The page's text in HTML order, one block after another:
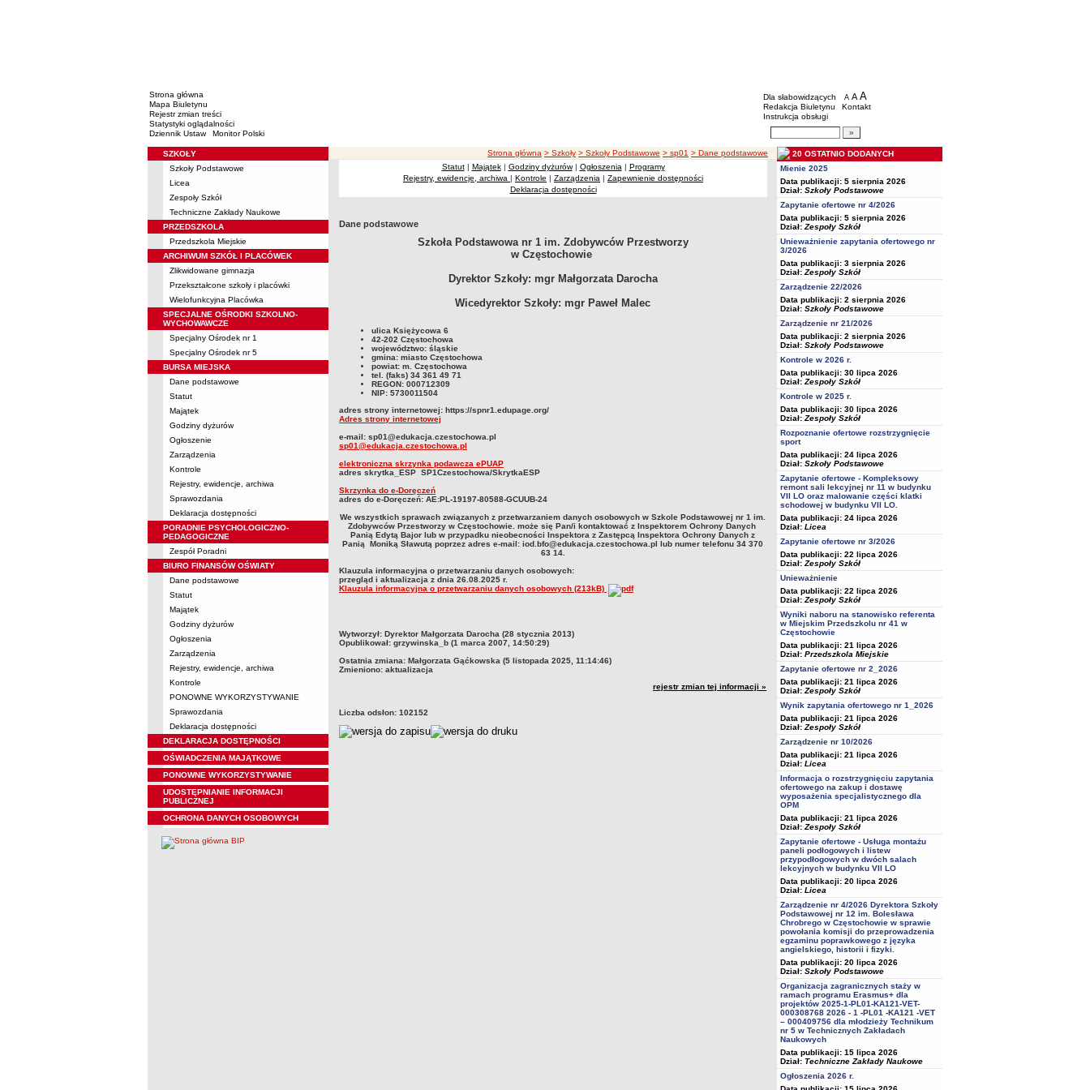
Strona główna
Mapa Biuletynu
Rejestr zmian treści
Statystyki oglądalności
Dziennik Ustaw
Monitor Polski
BIP - Oświata Częstochowa
Menu dodatkowe
Dla słabowidzących A pomniejsz czcionkę
A standardowy rozmiar czcionki
A
Redakcja Biuletynu
Kontakt
Instrukcja obsługi
Wyszukiwarka artykułów
Menu
SZKOŁY
Szkoły Podstawowe
Licea
Zespoły Szkół
Techniczne Zakłady Naukowe
PRZEDSZKOLA
Przedszkola Miejskie
ARCHIWUM SZKÓŁ I PLACÓWEK
Zlikwidowane gimnazja
Przekształcone szkoły i placówki
Wielofunkcyjna Placówka
SPECJALNE OŚRODKI SZKOLNO-
WYCHOWAWCZE
Specjalny Ośrodek nr 1
Specjalny Ośrodek nr 5
BURSA MIEJSKA
Dane podstawowe
Statut
Majątek
Godziny dyżurów
Ogłoszenie
Zarządzenia
Kontrole
Rejestry, ewidencje, archiwa
Sprawozdania
Deklaracja dostępności
PORADNIE PSYCHOLOGICZNO-
PEDAGOGICZNE
Zespół Poradni
BIURO FINANSÓW OŚWIATY
Dane podstawowe
Statut
Majątek
Godziny dyżurów
Ogłoszenia
Zarządzenia
Rejestry, ewidencje, archiwa
Kontrole
PONOWNE WYKORZYSTYWANIE
Sprawozdania
Deklaracja dostępności
DEKLARACJA DOSTĘPNOŚCI
OŚWIADCZENIA MAJĄTKOWE
PONOWNE WYKORZYSTYWANIE
UDOSTĘPNIANIE INFORMACJI
PUBLICZNEJ
OCHRONA DANYCH OSOBOWYCH
ścieżka nawigacji
Strona główna > Szkoły > Szkoły Podstawowe > sp01 > Dane podstawowe
Statut| Majątek| Godziny dyżurów| Ogłoszenia | Programy
Rejestry, ewidencje, archiwa | Kontrole | Zarządzenia | Zapewnienie dostępności
Deklaracja dostępności
Dane podstawowe
Szkoła Podstawowa nr 1 im. Zdobywców Przestworzy
w Częstochowie
Dyrektor Szkoły: mgr Małgorzata Darocha
Wicedyrektor Szkoły: mgr Paweł Malec
ulica Księżycowa 6
42-202 Częstochowa
województwo: śląskie
gmina: miasto Częstochowa
powiat: m. Częstochowa
tel. (faks) 34 361 49 71
REGON: 000712309
NIP: 5730011504
adres strony internetowej: https://spnr1.edupage.org/
Adres strony internetowej
e-mail: sp01@edukacja.czestochowa.pl
sp01@edukacja.czestochowa.pl
elektroniczna skrzynka podawcza ePUAP
adres skrytka_ESP SP1Czestochowa/SkrytkaESP
Skrzynka do e-Doręczeń
adres do e-Doręczeń: AE:PL-19197-80588-GCUUB-24
We wszystkich sprawach związanych z przetwarzaniem danych osobowych w Szkole Podstawowej nr 1 im.
Zdobywców Przestworzy w Częstochowie. może się Pan/i kontaktować z Inspektorem Ochrony Danych
Panią Edytą Bajor lub w przypadku nieobecności Inspektora z Zastępcą Inspektora Ochrony Danych z
Panią Moniką Sławutą poprzez adres e-mail: iod.bfo@edukacja.czestochowa.pl lub numer telefonu 34 370
63 14.
Klauzula informacyjna o przetwarzaniu danych osobowych:
przegląd i aktualizacja z dnia 26.08.2025 r.
Klauzula informacyjna o przetwarzaniu danych osobowych (213kB)
metryczka
Wytworzył: Dyrektor Małgorzata Darocha (28 stycznia 2013)
Opublikował: grzywinska_b (1 marca 2007, 14:50:29)
Ostatnia zmiana: Małgorzata Gąćkowska (5 listopada 2025, 11:14:46)
Zmieniono: aktualizacja
rejestr zmian tej informacji »
Liczba odsłon: 102152
20 OSTATNIO DODANYCH
Mienie 2025
Data publikacji: 5 sierpnia 2026
Dział: Szkoły Podstawowe
Zapytanie ofertowe nr 4/2026
Data publikacji: 5 sierpnia 2026
Dział: Zespoły Szkół
Unieważnienie zapytania ofertowego nr
3/2026
Data publikacji: 3 sierpnia 2026
Dział: Zespoły Szkół
Zarządzenie 22/2026
Data publikacji: 2 sierpnia 2026
Dział: Szkoły Podstawowe
Zarządzenie nr 21/2026
Data publikacji: 2 sierpnia 2026
Dział: Szkoły Podstawowe
Kontrole w 2026 r.
Data publikacji: 30 lipca 2026
Dział: Zespoły Szkół
Kontrole w 2025 r.
Data publikacji: 30 lipca 2026
Dział: Zespoły Szkół
Rozpoznanie ofertowe rozstrzygnięcie
sport
Data publikacji: 24 lipca 2026
Dział: Szkoły Podstawowe
Zapytanie ofertowe - Kompleksowy
remont sali lekcyjnej nr 11 w budynku
VII LO oraz malowanie części klatki
schodowej w budynku VII LO.
Data publikacji: 24 lipca 2026
Dział: Licea
Zapytanie ofertowe nr 3/2026
Data publikacji: 22 lipca 2026
Dział: Zespoły Szkół
Unieważnienie
Data publikacji: 22 lipca 2026
Dział: Zespoły Szkół
Wyniki naboru na stanowisko referenta
w Miejskim Przedszkolu nr 41 w
Częstochowie
Data publikacji: 21 lipca 2026
Dział: Przedszkola Miejskie
Zapytanie ofertowe nr 2_2026
Data publikacji: 21 lipca 2026
Dział: Zespoły Szkół
Wynik zapytania ofertowego nr 1_2026
Data publikacji: 21 lipca 2026
Dział: Zespoły Szkół
Zarządzenie nr 10/2026
Data publikacji: 21 lipca 2026
Dział: Licea
Informacja o rozstrzygnięciu zapytania
ofertowego na zakup i dostawę
wyposażenia specjalistycznego dla
OPM
Data publikacji: 21 lipca 2026
Dział: Zespoły Szkół
Zapytanie ofertowe - Usługa montażu
paneli podłogowych i listew
przypodłogowych w dwóch salach
lekcyjnych w budynku VII LO
Data publikacji: 20 lipca 2026
Dział: Licea
Zarządzenie nr 4/2026 Dyrektora Szkoły
Podstawowej nr 12 im. Bolesława
Chrobrego w Częstochowie w sprawie
powołania komisji do przeprowadzenia
egzaminu poprawkowego z języka
angielskiego, historii i fizyki.
Data publikacji: 20 lipca 2026
Dział: Szkoły Podstawowe
Organizacja zagranicznych staży w
ramach programu Erasmus+ dla
projektów 2025-1-PL01-KA121-VET-
000308768 2026 - 1 -PL01 -KA121 -VET
– 000409756 dla młodzieży Technikum
nr 5 w Technicznych Zakładach
Naukowych
Data publikacji: 15 lipca 2026
Dział: Techniczne Zakłady Naukowe
Ogłoszenia 2026 r.